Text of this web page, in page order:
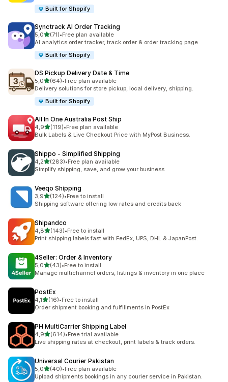
Built for Shopify
Synctrack AI Order Tracking
5,0de 5 estrelas
(71)
71 total de avaliações
•Free plan available
AI analytics order tracker, track order & order tracking page
Built for Shopify
DS Pickup Delivery Date & Time
5,0de 5 estrelas
(64)
64 total de avaliações
•Free plan available
Delivery solutions for store pickup, local delivery, shipping.
Built for Shopify
All In One Australia Post Ship
4,9de 5 estrelas
(119)
119 total de avaliações
•Free plan available
Bulk Labels & Live Checkout Price with MyPost Business.
Shippo ‑ Simplified Shipping
4,2de 5 estrelas
(283)
283 total de avaliações
•Free plan available
Simplify shipping, save, and grow your business
Veeqo Shipping
3,9de 5 estrelas
(124)
124 total de avaliações
•Free to install
Shipping software offering low rates and credits back
Shipandco
4,8de 5 estrelas
(143)
143 total de avaliações
•Free to install
Print shipping labels fast with FedEx, UPS, DHL & JapanPost.
4Seller: Order & Inventory
5,0de 5 estrelas
(43)
43 total de avaliações
•Free to install
Manage multichannel orders, listings & inventory in one place
PostEx
4,1de 5 estrelas
(16)
16 total de avaliações
•Free to install
Order shipment booking and fulfillments in PostEx
PH MultiCarrier Shipping Label
4,9de 5 estrelas
(614)
614 total de avaliações
•Free trial available
Live shipping rates at checkout, print labels & track orders.
Universal Courier Pakistan
5,0de 5 estrelas
(40)
40 total de avaliações
•Free plan available
Upload shipments bookings in any courier service in Pakistan.